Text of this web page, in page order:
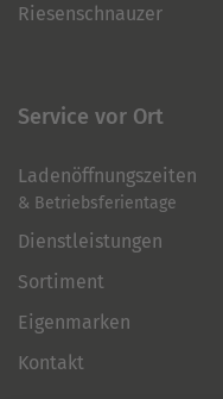
Riesenschnauzer
Service vor Ort
Ladenöffnungszeiten
& Betriebsferientage
Dienstleistungen
Sortiment
Eigenmarken
Kontakt